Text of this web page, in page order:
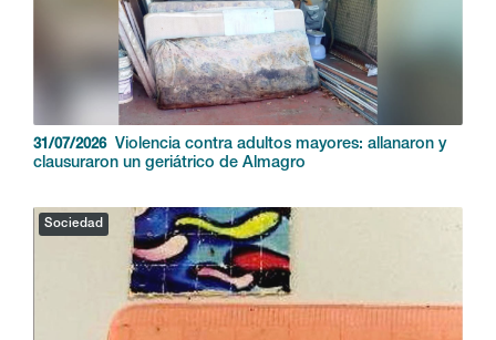
31/07/2026
Violencia contra adultos mayores: allanaron y
clausuraron un geriátrico de Almagro
Sociedad